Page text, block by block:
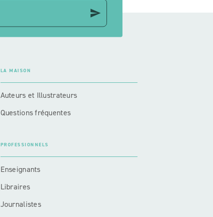
send
LA MAISON
Auteurs et Illustrateurs
Questions fréquentes
PROFESSIONNELS
Enseignants
Libraires
Journalistes